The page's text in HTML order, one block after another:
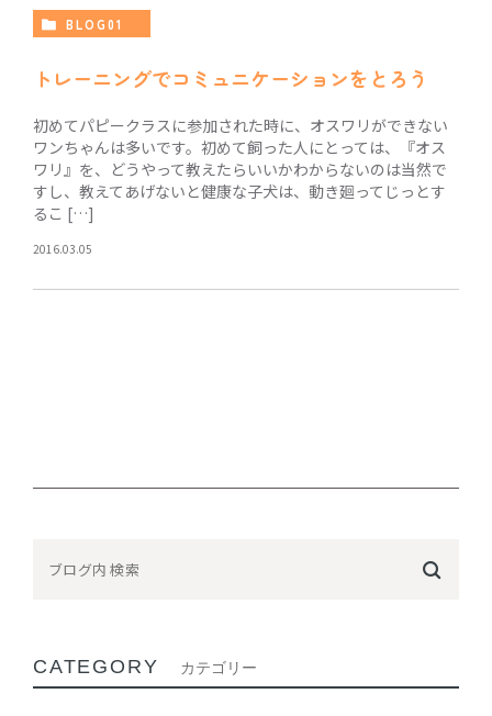
BLOG01
トレーニングでコミュニケーションをとろう
初めてパピークラスに参加された時に、オスワリができない
ワンちゃんは多いです。初めて飼った人にとっては、『オス
ワリ』を、どうやって教えたらいいかわからないのは当然で
すし、教えてあげないと健康な子犬は、動き廻ってじっとす
るこ […]
2016.03.05
CATEGORY カテゴリー